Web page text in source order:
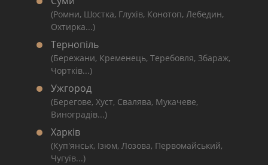
(Ромни, Шостка, Глухів, Конотоп, Лебедин,
Охтирка...)
Тернопіль
(Бережани, Кременець, Теребовля, Збараж,
Чортків...)
Ужгород
(Берегове, Хуст, Свалява, Мукачеве,
Виноградів...)
Харків
(Куп'янськ, Ізюм, Лозова, Первомайський,
Чугуїв...)